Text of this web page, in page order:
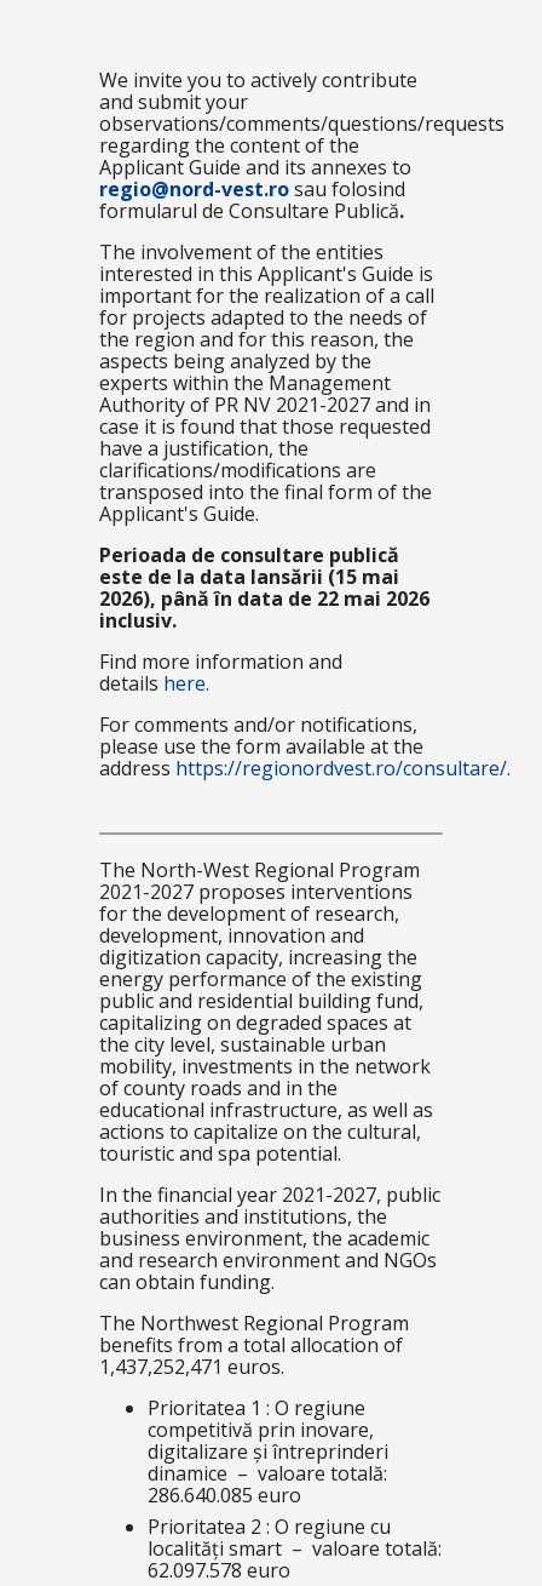
We invite you to actively contribute
and submit your
observations/comments/questions/requests
regarding the content of the
Applicant Guide and its annexes to
regio@nord-vest.rosau folosind
formularul de Consultare Publică.
The involvement of the entities
interested in this Applicant's Guide is
important for the realization of a call
for projects adapted to the needs of
the region and for this reason, the
aspects being analyzed by the
experts within the Management
Authority of PR NV 2021-2027 and in
case it is found that those requested
have a justification, the
clarifications/modifications are
transposed into the final form of the
Applicant's Guide.
Perioada de consultare publică
este de la data lansării (15 mai
2026), până în data de 22 mai 2026
inclusiv.
Find more information and
details here.
For comments and/or notifications,
please use the form available at the
address https://regionordvest.ro/consultare/.
The North-West Regional Program
2021-2027 proposes interventions
for the development of research,
development, innovation and
digitization capacity, increasing the
energy performance of the existing
public and residential building fund,
capitalizing on degraded spaces at
the city level, sustainable urban
mobility, investments in the network
of county roads and in the
educational infrastructure, as well as
actions to capitalize on the cultural,
touristic and spa potential.
In the financial year 2021-2027, public
authorities and institutions, the
business environment, the academic
and research environment and NGOs
can obtain funding.
The Northwest Regional Program
benefits from a total allocation of
1,437,252,471 euros.
Prioritatea 1 : O regiune
competitivă prin inovare,
digitalizare și întreprinderi
dinamice – valoare totală:
286.640.085 euro
Prioritatea 2 : O regiune cu
localități smart – valoare totală:
62.097.578 euro